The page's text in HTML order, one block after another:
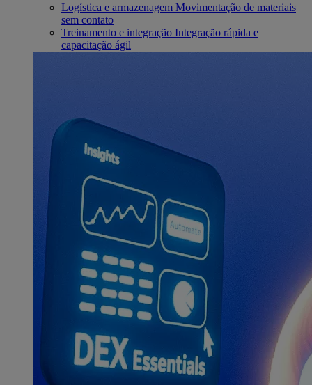
Logística e armazenagem Movimentação de materiais
sem contato
Treinamento e integração Integração rápida e
capacitação ágil